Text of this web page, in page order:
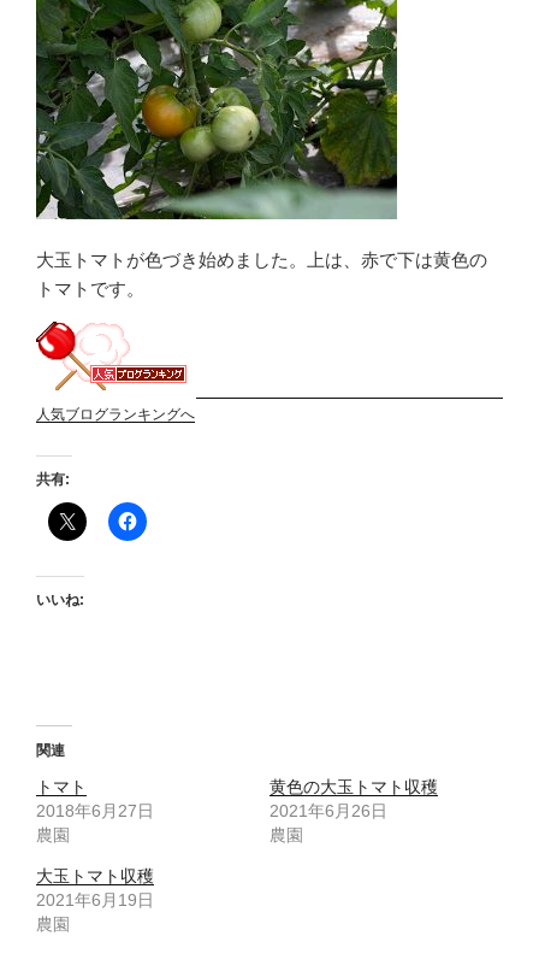
大玉トマトが色づき始めました。上は、赤で下は黄色の
トマトです。
人気ブログランキングへ
共有:
いいね:
関連
トマト
2018年6月27日
農園
黄色の大玉トマト収穫
2021年6月26日
農園
大玉トマト収穫
2021年6月19日
農園